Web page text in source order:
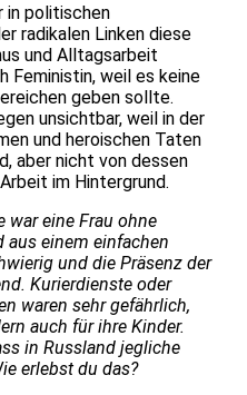
in politischen
radikalen Linken diese
und Alltagsarbeit
Feministin, weil es keine
geben sollte.
unsichtbar, weil in der
und heroischen Taten
aber nicht von dessen
im Hintergrund.
war eine Frau ohne
aus einem einfachen
und die Präsenz der
Kurierdienste oder
waren sehr gefährlich,
auch für ihre Kinder.
in Russland jegliche
erlebst du das?